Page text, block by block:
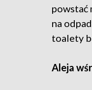
powstać
na
toalety
Aleja